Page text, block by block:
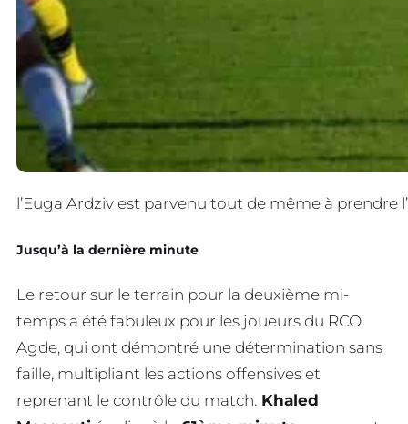
l’Euga Ardziv est parvenu tout de même à prendre
Jusqu’à la dernière minute
Le retour sur le terrain pour la deuxième mi-
temps a été fabuleux pour les joueurs du RCO
Agde, qui ont démontré une détermination sans
faille, multipliant les actions offensives et
reprenant le contrôle du match. Khaled